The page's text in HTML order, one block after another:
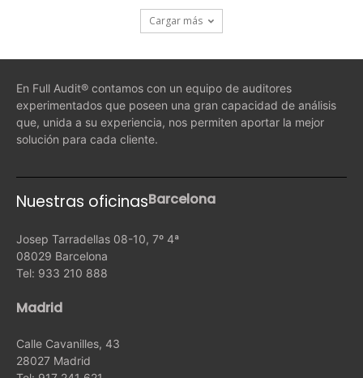
Cargar más
En Full Audit® contamos con un equipo de auditores
experimentados que poseen una gran capacidad de análisis
que, unida a su experiencia, nos permiten aportar la mejor
solución para cada cliente.
Nuestras oficinasBarcelona
Josep Tarradellas 08-10, 7º 4ª
08029 Barcelona
Tel: 933 210 888
Madrid
Calle Cavanilles, 43
28027 Madrid